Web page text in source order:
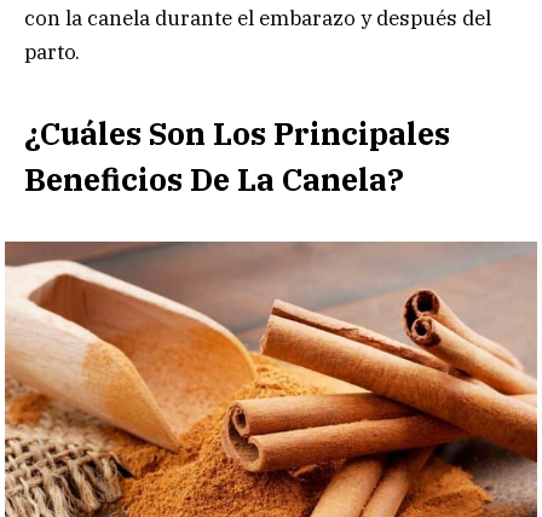
con la canela durante el embarazo y después del
parto.
¿Cuáles Son Los Principales
Beneficios De La Canela?